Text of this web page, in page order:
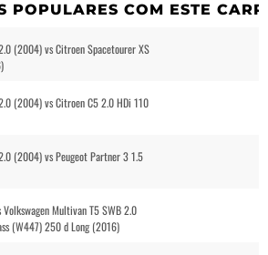
POPULARES COM ESTE
(2004) vs Citroen Spacetourer XS
(2004) vs Citroen C5 2.0 HDi 110
(2004) vs Peugeot Partner 3 1.5
Multivan T5 SWB 2.0
(W447) 250 d Long (2016)